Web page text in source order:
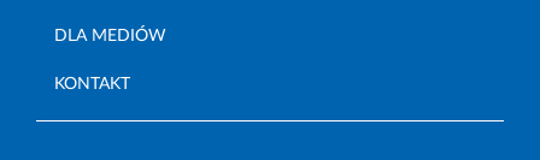
DLA MEDIÓW
KONTAKT